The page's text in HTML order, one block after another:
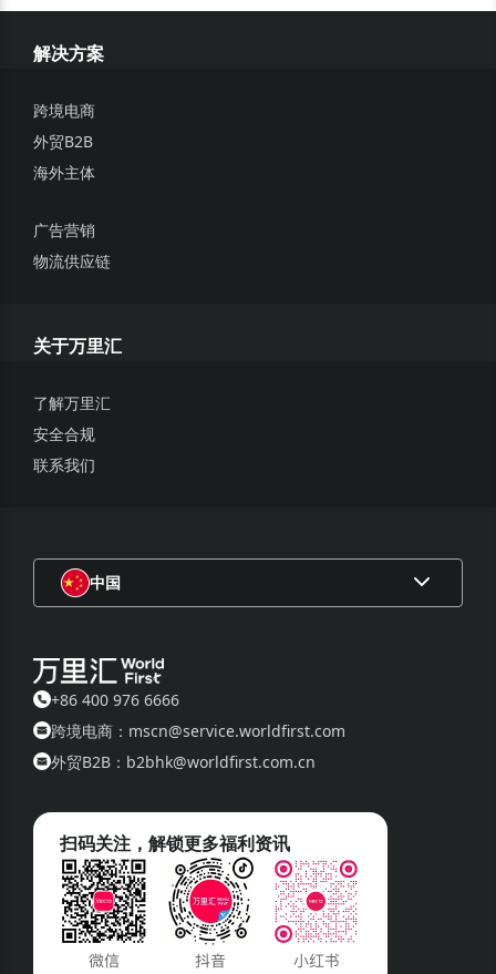
2.在法律许可范围内，万里汇（WorldFirst）有权根据活动的
本活动，相关变动或调整将公布在活动页面上或以合适的方式
公开发出通知。
3.定义说明：“工作日”指中华人民共和国法定工作日（即非双休
4. 如本次活动参与者违反本细则与条款、对本次活动的内容或
相关信息进行歪曲或有任何不当使用、违反任何适用法律法
得奖励（如有）的资格而不作任何赔偿。
国香港”）的法律管辖并根据其解释，而不考虑其法律冲突原
则。双方约定如有争议提交中国香港国际仲裁中心根据该中心
仲裁规则在中国香港仲裁。
持正常状态（若解绑万里汇账号收款，解绑或未绑定店铺管
家，账户处于冻结，注销，审核，等异常状态则不具备活动发
索赔或追究万里汇的任何法律责任。
8.如对于本活动有任何疑问，请咨询官方客服热线（+86 400-9
766-666）。
解决方案
跨境电商
外贸B2B
海外主体
广告营销
物流供应链
关于万里汇
了解万里汇
安全合规
联系我们
中国
+86 400 976 6666
跨境电商：mscn@service.worldfirst.com
外贸B2B：b2bhk@worldfirst.com.cn
扫码关注，解锁更多福利资讯